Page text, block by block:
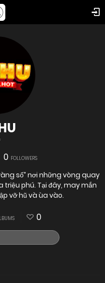
0 FOLLOWERS
triệu phú. Tại đây, may mắn
vỡ hũ và ùa vào.
0